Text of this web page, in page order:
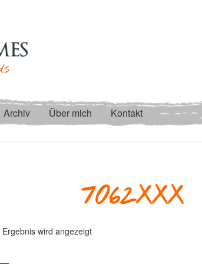
Archiv Über mich Kontakt
7062XXX
Ergebnis wird angezeigt